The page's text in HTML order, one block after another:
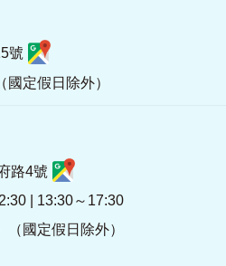
號
定假日除外）
路4號
| 13:30～17:30
（國定假日除外）